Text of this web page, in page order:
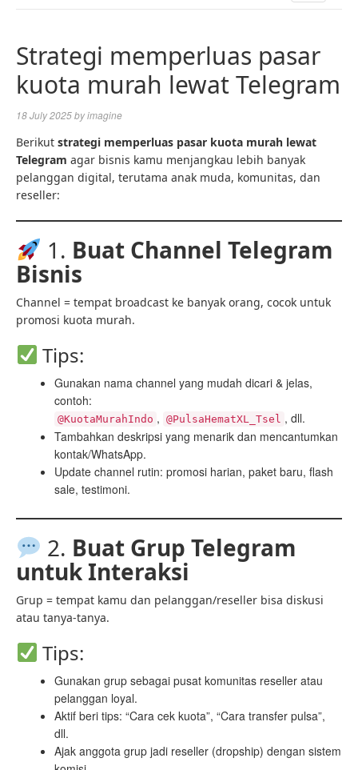
Strategi memperluas pasar
kuota murah lewat Telegram
18 July 2025byimagine
Berikut strategi memperluas pasar kuota murah lewat
Telegram agar bisnis kamu menjangkau lebih banyak
pelanggan digital, terutama anak muda, komunitas, dan
reseller:
1. Buat Channel Telegram
Bisnis
Channel = tempat broadcast ke banyak orang, cocok untuk
promosi kuota murah.
Tips:
Gunakan nama channel yang mudah dicari & jelas,
contoh:
@KuotaMurahIndo , @PulsaHematXL_Tsel , dll.
Tambahkan deskripsi yang menarik dan mencantumkan
kontak/WhatsApp.
Update channel rutin: promosi harian, paket baru, flash
sale, testimoni.
2. Buat Grup Telegram
untuk Interaksi
Grup = tempat kamu dan pelanggan/reseller bisa diskusi
atau tanya-tanya.
Tips:
Gunakan grup sebagai pusat komunitas reseller atau
pelanggan loyal.
Aktif beri tips: “Cara cek kuota”, “Cara transfer pulsa”,
dll.
Ajak anggota grup jadi reseller (dropship) dengan sistem